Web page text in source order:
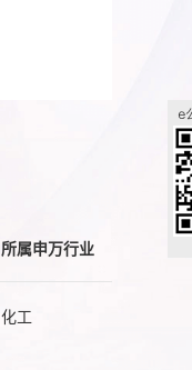
所属申万行业
化工